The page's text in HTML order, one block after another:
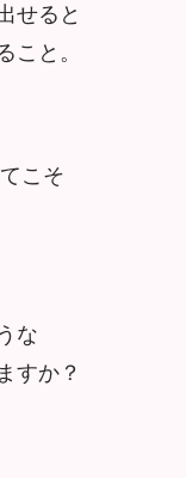
せると
こと。
こそ
な
すか？